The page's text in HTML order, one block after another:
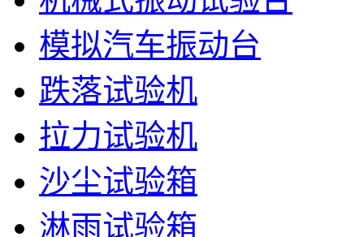
模拟汽车振动台
跌落试验机
拉力试验机
沙尘试验箱
淋雨试验箱